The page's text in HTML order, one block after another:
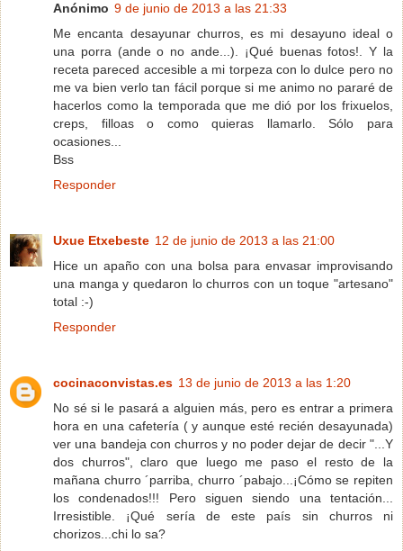
Anónimo 9 de junio de 2013 a las 21:33
Me encanta desayunar churros, es mi desayuno ideal o
una porra (ande o no ande...). ¡Qué buenas fotos!. Y la
receta pareced accesible a mi torpeza con lo dulce pero no
me va bien verlo tan fácil porque si me animo no pararé de
hacerlos como la temporada que me dió por los frixuelos,
creps, filloas o como quieras llamarlo. Sólo para
ocasiones...
Bss
Responder
Uxue Etxebeste 12 de junio de 2013 a las 21:00
Hice un apaño con una bolsa para envasar improvisando
una manga y quedaron lo churros con un toque "artesano"
total :-)
Responder
cocinaconvistas.es 13 de junio de 2013 a las 1:20
No sé si le pasará a alguien más, pero es entrar a primera
hora en una cafetería ( y aunque esté recién desayunada)
ver una bandeja con churros y no poder dejar de decir "...Y
dos churros", claro que luego me paso el resto de la
mañana churro ´parriba, churro ´pabajo...¡Cómo se repiten
los condenados!!! Pero siguen siendo una tentación...
Irresistible. ¡Qué sería de este país sin churros ni
chorizos...chi lo sa?